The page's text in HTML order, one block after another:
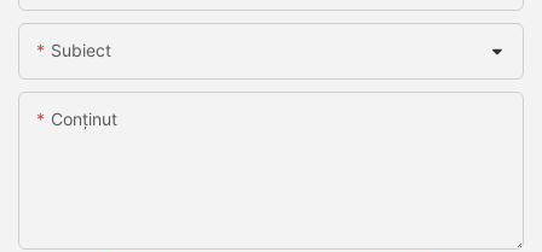
Subiect
Conţinut